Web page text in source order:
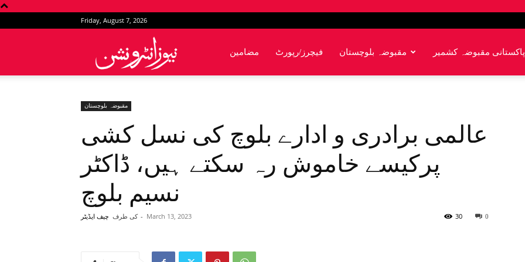
Friday, August 7, 2026
مضامین فیچرز/رپورٹ مقبوضہ بلوچستان پاکستانی مقبوضہ کشمیر
مقبوضہ بلوچستان
عالمی برادری و ادارے بلوچ کی نسل کشی
پرکیسے خاموش رہ سکتے ہیں، ڈاکٹر
نسیم بلوچ
کی طرف چیف ایڈیٹر - March 13, 2023 0
30